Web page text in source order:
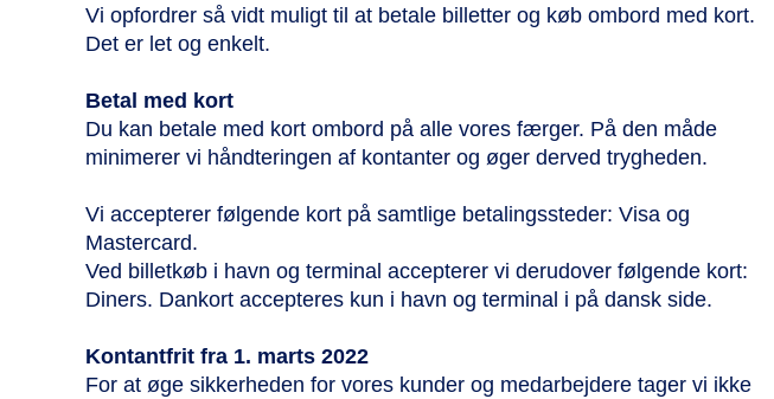
Vi opfordrer så vidt muligt til at betale billetter og køb ombord med kort.
Det er let og enkelt.
Betal med kort
Du kan betale med kort ombord på alle vores færger. På den måde
minimerer vi håndteringen af kontanter og øger derved trygheden.
Vi accepterer følgende kort på samtlige betalingssteder: Visa og
Mastercard.
Ved billetkøb i havn og terminal accepterer vi derudover følgende kort:
Diners. Dankort accepteres kun i havn og terminal i på dansk side.
Kontantfrit fra 1. marts 2022
For at øge sikkerheden for vores kunder og medarbejdere tager vi ikke